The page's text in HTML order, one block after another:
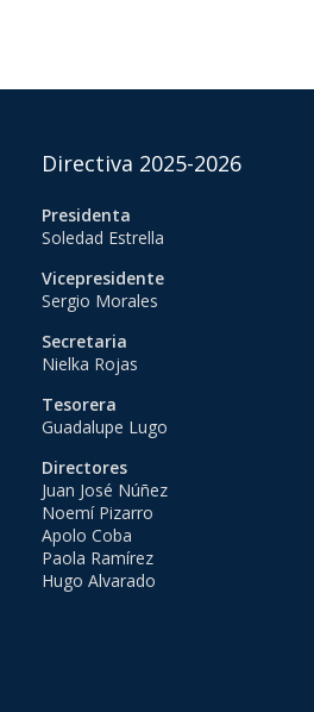
Directiva 2025-2026
Presidenta
Soledad Estrella
Vicepresidente
Sergio Morales
Secretaria
Nielka Rojas
Tesorera
Guadalupe Lugo
Directores
Juan José Núñez
Noemí Pizarro
Apolo Coba
Paola Ramírez
Hugo Alvarado